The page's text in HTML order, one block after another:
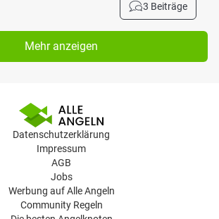
3 Beiträge
Mehr anzeigen
Datenschutzerklärung
Impressum
AGB
Jobs
Werbung auf Alle Angeln
Community Regeln